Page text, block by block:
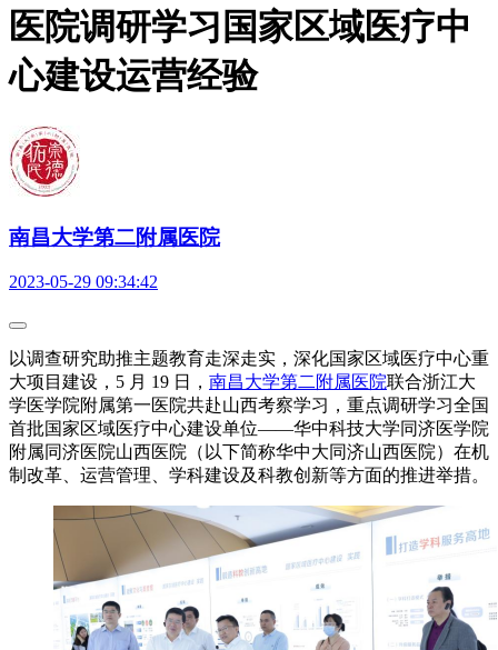
医院调研学习国家区域医疗中
心建设运营经验
南昌大学第二附属医院
2023-05-29 09:34:42
以调查研究助推主题教育走深走实，深化国家区域医疗中心重
大项目建设，5 月 19 日， 南昌大学第二附属医院联合浙江大
学医学院附属第一医院共赴山西考察学习，重点调研学习全国
首批国家区域医疗中心建设单位——华中科技大学同济医学院
附属同济医院山西医院（以下简称华中大同济山西医院）在机
制改革、运营管理、学科建设及科教创新等方面的推进举措。